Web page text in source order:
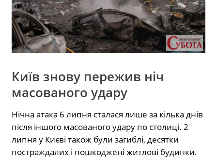
Київ знову пережив ніч
масованого удару
Нічна атака 6 липня сталася лише за кілька днів
після іншого масованого удару по столиці. 2
липня у Києві також були загиблі, десятки
постраждалих і пошкоджені житлові будинки.